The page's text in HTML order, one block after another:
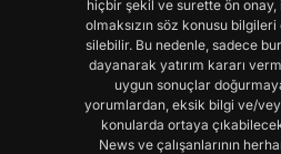
hiçbir şekil ve surette ön
olmaksızın söz konusu
silebilir. Bu nedenle, sadece
dayanarak yatırım kararı
uygun sonuçlar
yorumlardan, eksik bilgi ve/
konularda ortaya
News ve çalışanlarının